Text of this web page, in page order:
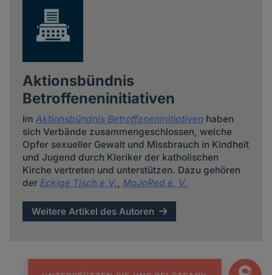
Aktionsbündnis
Betroffeneninitiativen
Im Aktionsbündnis Betroffeneninitiativen haben
sich Verbände zusammengeschlossen, welche
Opfer sexueller Gewalt und Missbrauch in Kindheit
und Jugend durch Kleriker der katholischen
Kirche vertreten und unterstützen. Dazu gehören
der Eckige Tisch e.V., MoJoRed e. V.
Weitere Artikel des Autoren